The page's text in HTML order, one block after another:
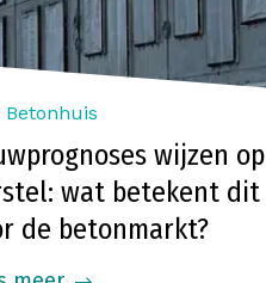
Betonhuis
wijzen op
wat betekent dit
de betonmarkt?